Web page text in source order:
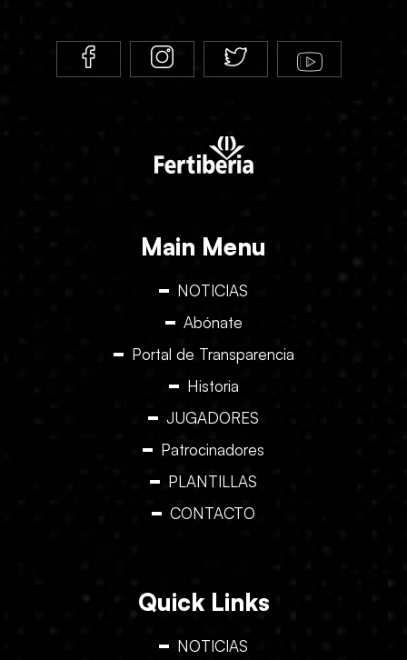
Main Menu
NOTICIAS
Abónate
Portal de Transparencia
Historia
JUGADORES
Patrocinadores
PLANTILLAS
CONTACTO
Quick Links
NOTICIAS